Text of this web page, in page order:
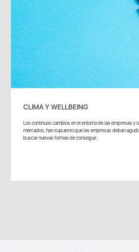
CLIMA Y WELLBEING
Los continuos cambios en el entorno de las empresas y
mercados, han supuesto que las empresas deban
buscar nuevas formas de conseguir...